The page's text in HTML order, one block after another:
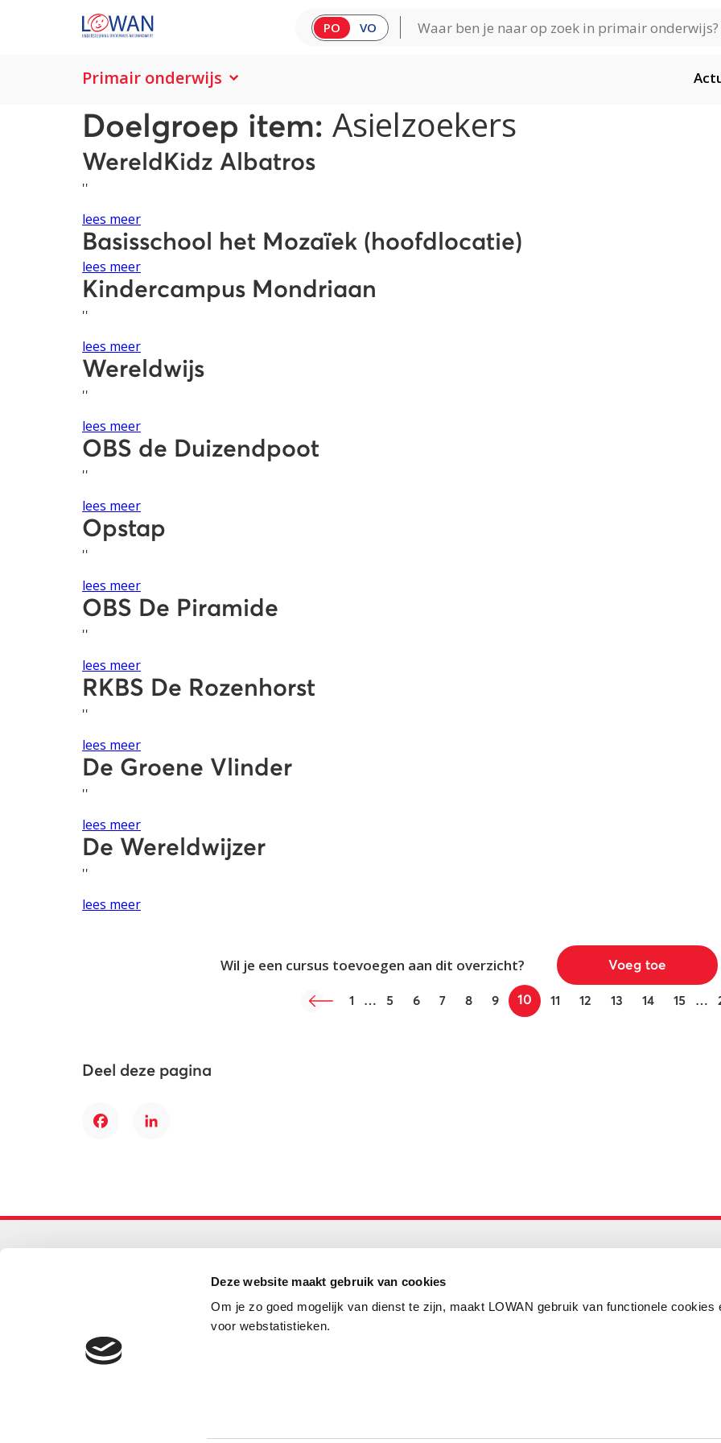
Deze website maakt gebruik van cookies
Om je zo goed mogelijk van dienst te zijn, maakt LOWAN gebruik van functionele cookies
voor webstatistieken.
PO VO
Primair onderwijs
Doelgroep item: Asielzoekers
WereldKidz Albatros
''
lees meer
Basisschool het Mozaïek (hoofdlocatie)
lees meer
Kindercampus Mondriaan
''
lees meer
Wereldwijs
''
lees meer
OBS de Duizendpoot
''
lees meer
Opstap
''
lees meer
OBS De Piramide
''
lees meer
RKBS De Rozenhorst
''
lees meer
De Groene Vlinder
''
lees meer
De Wereldwijzer
''
lees meer
Wil je een cursus toevoegen aan dit overzicht? Voeg toe
1 … 5 6 7 8 9 10 11 12 13 14 15 …
Deel deze pagina
FacebookLinkedIn
helpdesk@lowanpo.nl